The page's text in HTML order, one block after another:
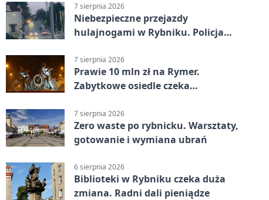
7 sierpnia 2026
Niebezpieczne przejazdy
hulajnogami w Rybniku. Policja
7 sierpnia 2026
Prawie 10 mln zł na Rymer.
Zabytkowe osiedle czeka
7 sierpnia 2026
Zero waste po rybnicku. Warsztaty,
gotowanie i wymiana ubrań
6 sierpnia 2026
Biblioteki w Rybniku czeka duża
zmiana. Radni dali pieniądze